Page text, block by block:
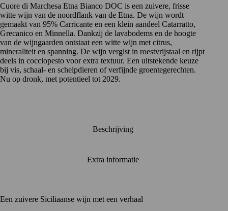
aantal
Cuore di Marchesa Etna Bianco DOC is een zuivere, frisse
witte wijn van de noordflank van de Etna. De wijn wordt
gemaakt van 95% Carricante en een klein aandeel Catarratto,
Grecanico en Minnella. Dankzij de lavabodems en de hoogte
van de wijngaarden ontstaat een witte wijn met citrus,
mineraliteit en spanning. De wijn vergist in roestvrijstaal en rijpt
deels in cocciopesto voor extra textuur. Een uitstekende keuze
bij vis, schaal- en schelpdieren of verfijnde groentegerechten.
Nu op dronk, met potentieel tot 2029.
Beschrijving
Extra informatie
Een zuivere Siciliaanse wijn met een verhaal